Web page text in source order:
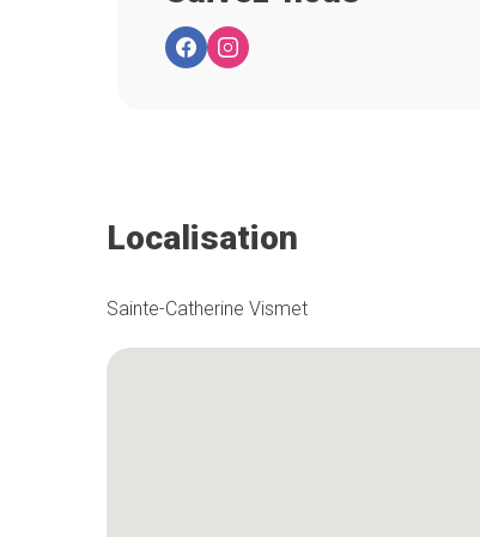
Localisation
Sainte-Catherine Vismet